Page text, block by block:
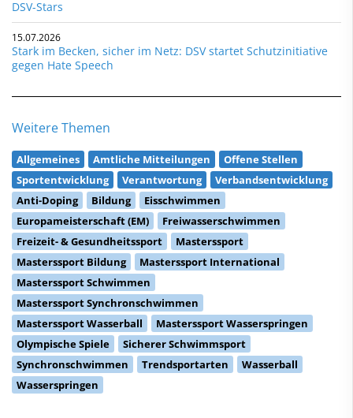
DSV-Stars
15.07.2026
Stark im Becken, sicher im Netz: DSV startet Schutzinitiative
gegen Hate Speech
Weitere Themen
Allgemeines Amtliche Mitteilungen
Offene Stellen
Sportentwicklung
Verantwortung
Verbandsentwicklung
Anti-Doping
Bildung
Eisschwimmen
Europameisterschaft (EM)
Freiwasserschwimmen
Freizeit- & Gesundheitssport
Masterssport
Masterssport Bildung
Masterssport International
Masterssport Schwimmen
Masterssport Synchronschwimmen
Masterssport Wasserball
Masterssport Wasserspringen
Olympische Spiele
Sicherer Schwimmsport
Synchronschwimmen
Trendsportarten
Wasserball
Wasserspringen